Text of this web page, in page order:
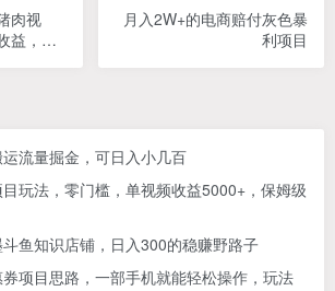
肉视
益，轻
月入2W+的电商赔付灰色暴
利项目
流量掘金，可日入小几百
玩法，零门槛，单视频收益5000+，保姆级
鱼知识店铺，日入300的稳赚野路子
项目思路，一部手机就能轻松操作，玩法